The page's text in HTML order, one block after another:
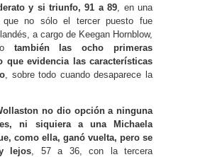
y si triunfo, 91 a 89 , en una
no sólo el tercer puesto fue
a cargo de Keegan Hornblow,
también las ocho primeras
que evidencia las características
, sobre todo cuando desaparece la
no dio opción a ninguna
ni siquiera a una Michaela
como ella, ganó vuelta, pero se
lejos , 57 a 36, con la tercera